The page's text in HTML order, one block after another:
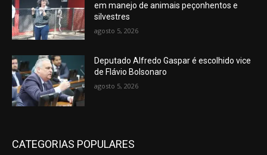
em manejo de animais peçonhentos e
silvestres
agosto 5, 2026
Deputado Alfredo Gaspar é escolhido vice
de Flávio Bolsonaro
agosto 5, 2026
CATEGORIAS POPULARES